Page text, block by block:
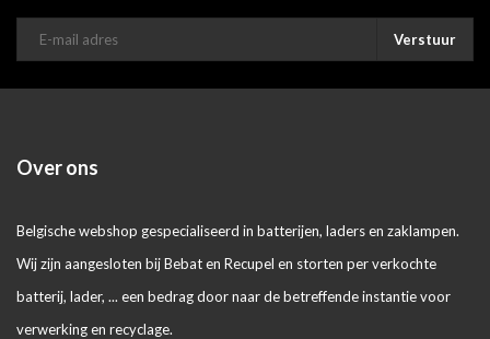
Verstuur
Over ons
Belgische webshop gespecialiseerd in batterijen, laders en zaklampen.
Wij zijn aangesloten bij Bebat en Recupel en storten per verkochte
batterij, lader, ... een bedrag door naar de betreffende instantie voor
verwerking en recyclage.